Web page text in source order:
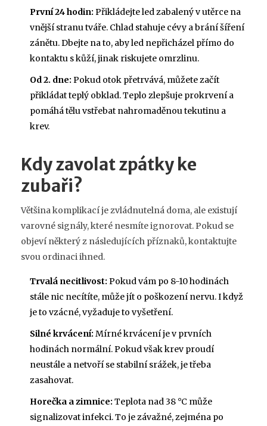
První 24 hodin: Přikládejte led zabalený v utěrce na
vnější stranu tváře. Chlad stahuje cévy a brání šíření
zánětu. Dbejte na to, aby led nepřicházel přímo do
kontaktu s kůží, jinak riskujete omrzlinu.
Od 2. dne: Pokud otok přetrvává, můžete začít
přikládat teplý obklad. Teplo zlepšuje prokrvení a
pomáhá tělu vstřebat nahromaděnou tekutinu a
krev.
Kdy zavolat zpátky ke
zubaři?
Většina komplikací je zvládnutelná doma, ale existují
varovné signály, které nesmíte ignorovat. Pokud se
objeví některý z následujících příznaků, kontaktujte
svou ordinaci ihned.
Trvalá necitlivost: Pokud vám po 8-10 hodinách
stále nic necítíte, může jít o poškození nervu. I když
je to vzácné, vyžaduje to vyšetření.
Silné krvácení: Mírné krvácení je v prvních
hodinách normální. Pokud však krev proudí
neustále a netvoří se stabilní srážek, je třeba
zasahovat.
Horečka a zimnice: Teplota nad 38 °C může
signalizovat infekci. To je závažné, zejména po